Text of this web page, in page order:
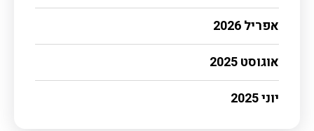
אפריל 2026
אוגוסט 2025
יוני 2025